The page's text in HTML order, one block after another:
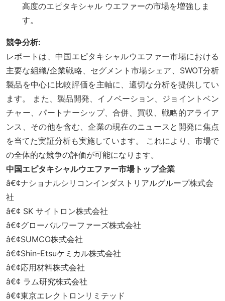
高度のエピタキシャル ウエファーの市場を増強しま
す。
競争分析:
レポートは、中国エピタキシャルウエファー市場における
主要な組織/企業戦略、セグメント市場シェア、SWOT分析
製品を中心に比較評価を主軸に、適切な分析を提供してい
ます。 また、製品開発、イノベーション、ジョイントベン
チャー、パートナーシップ、合併、買収、戦略的アライア
ンス、その他を含む、企業の現在のニュースと開発に焦点
を当てた実証分析も実施しています。 これにより、市場で
の全体的な競争の評価が可能になります。
中国エピタキシャルウエファー市場トップ企業
â€¢ナショナルシリコンインダストリアルグループ株式会
社
â€¢ SK サイトロン株式会社
â€¢グローバルワーファーズ株式会社
â€¢SUMCO株式会社
â€¢Shin-Etsuケミカル株式会社
â€¢応用材料株式会社
â€¢ ラム研究株式会社
â€¢東京エレクトロンリミテッド